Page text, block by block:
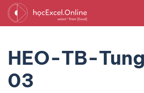
HEO-TB-
03